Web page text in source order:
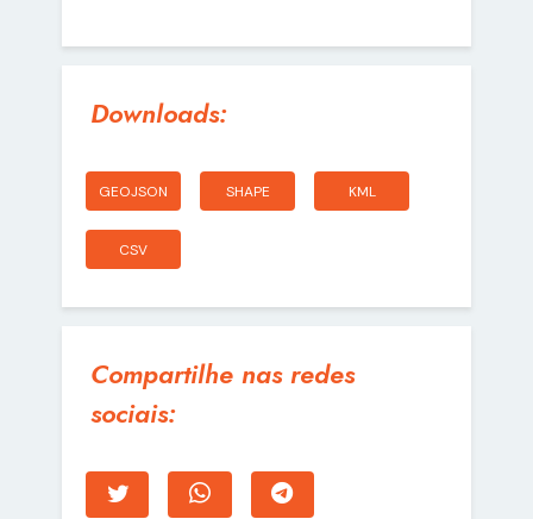
Downloads:
GEOJSON SHAPE KML
CSV
Compartilhe nas redes
sociais: